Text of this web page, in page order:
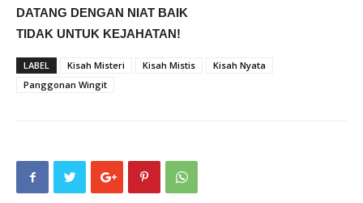
DATANG DENGAN NIAT BAIK
TIDAK UNTUK KEJAHATAN!
LABEL Kisah Misteri Kisah Mistis
Kisah Nyata
Panggonan Wingit